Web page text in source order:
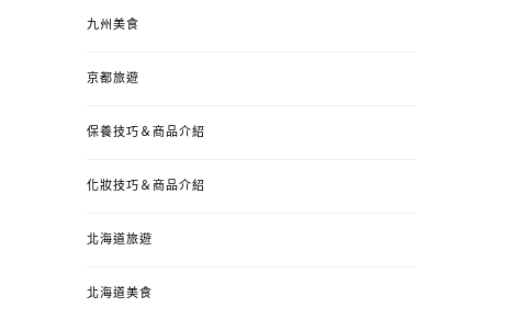
九州美食
京都旅遊
保養技巧＆商品介紹
化妝技巧＆商品介紹
北海道旅遊
北海道美食